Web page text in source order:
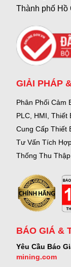
Thành phố Hồ
GIẢI PHÁP
Phân Phối Cảm
PLC, HMI, Thiết
Cung Cấp Thiết
Tư Vấn Tích
Thống Thu
BÁO GIÁ &
Yêu Cầu Báo
mining.com